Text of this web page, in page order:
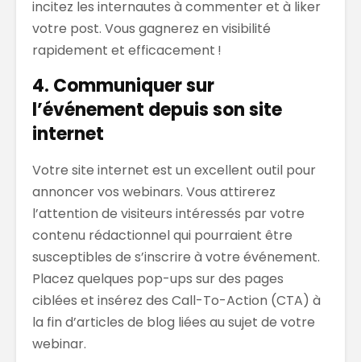
incitez les internautes à commenter et à liker
votre post. Vous gagnerez en visibilité
rapidement et efficacement !
4. Communiquer sur
l’événement depuis son site
internet
Votre site internet est un excellent outil pour
annoncer vos webinars. Vous attirerez
l’attention de visiteurs intéressés par votre
contenu rédactionnel qui pourraient être
susceptibles de s’inscrire à votre événement.
Placez quelques pop-ups sur des pages
ciblées et insérez des Call-To-Action (CTA) à
la fin d’articles de blog liées au sujet de votre
webinar.